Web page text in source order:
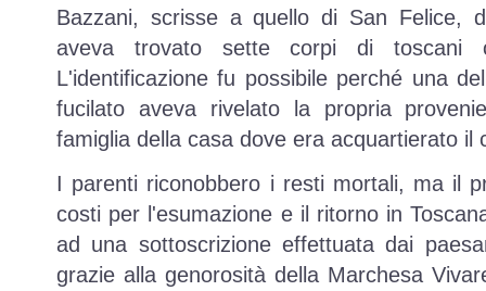
Bazzani, scrisse a quello di San Felice,
aveva trovato sette corpi di toscani
L'identificazione fu possibile perché una
fucilato aveva rivelato la propria
famiglia della casa dove era acquartierato il
I parenti riconobbero i resti mortali, ma il
costi per l'esumazione e il ritorno in
ad una sottoscrizione effettuata dai
grazie alla genorosità della Marchesa